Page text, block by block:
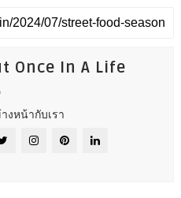
Once In A Life
งหน้ากับเรา